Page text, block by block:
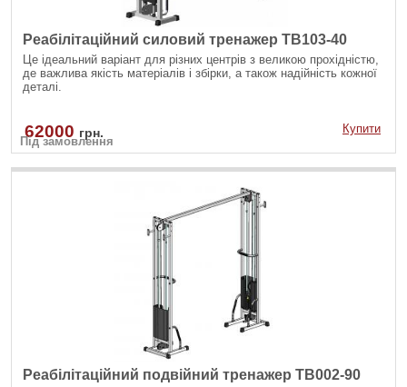
Реабілітаційний силовий тренажер TB103-40
Це ідеальний варіант для різних центрів з великою прохідністю,
де важлива якість матеріалів і збірки, а також надійність кожної
деталі.
62000 грн.
Купити
Під замовлення
Реабілітаційний подвійний тренажер TB002-90